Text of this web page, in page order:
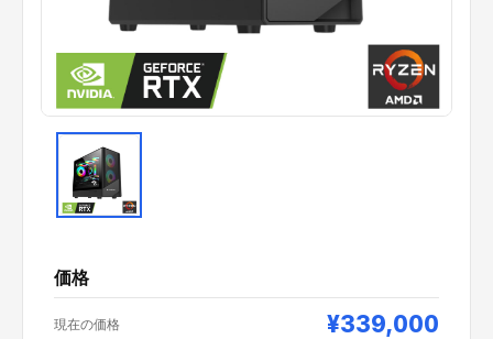
価格
現在の価格 ¥339,000